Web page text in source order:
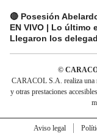
🔴 Posesión
EN VIVO | Lo último
Llegaron los
©
CARACOL S.A. realiza una
y otras prestaciones
Aviso legal